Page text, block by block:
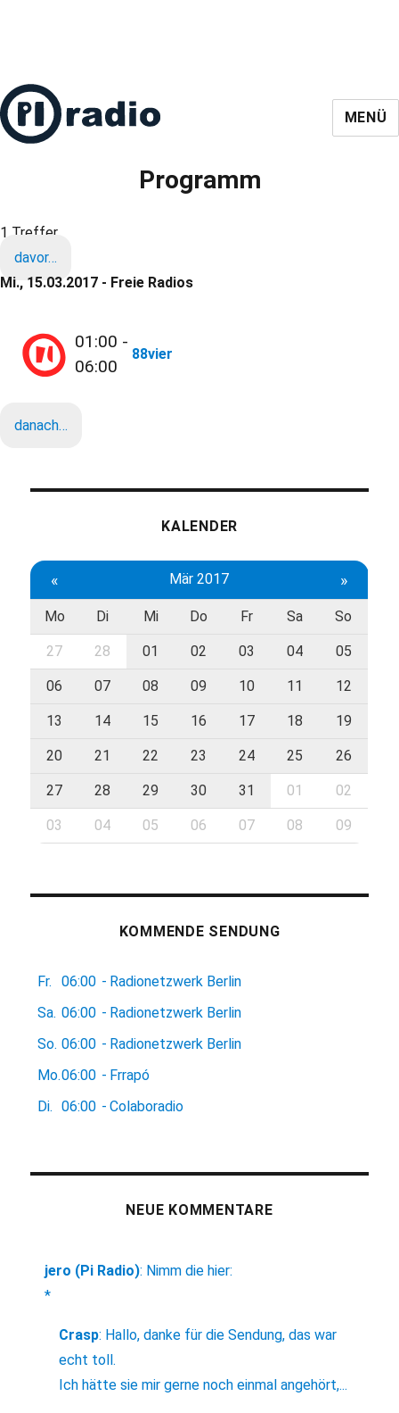
MENÜ
Programm
1 Treffer
davor…
Mi., 15.03.2017 - Freie Radios
01:00 -
06:00
88vier
danach…
KALENDER
« Mär 2017 »
Mo Di Mi Do Fr Sa So
27 28 01 02 03 04 05
06 07 08 09 10 11 12
13 14 15 16 17 18 19
20 21 22 23 24 25 26
27 28 29 30 31 01 02
03 04 05 06 07 08 09
KOMMENDE SENDUNG
Fr. 06:00 - Radionetzwerk Berlin
Sa. 06:00 - Radionetzwerk Berlin
So. 06:00 - Radionetzwerk Berlin
Mo.06:00 - Frrapó
Di.
06:00 - Colaboradio
NEUE KOMMENTARE
jero (Pi Radio): Nimm die hier:
*
Crasp: Hallo, danke für die Sendung, das war
echt toll.
Ich hätte sie mir gerne noch einmal angehört,...